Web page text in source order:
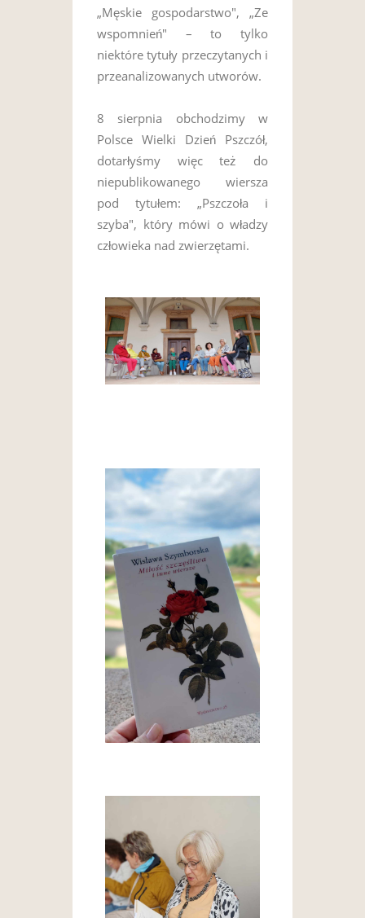
„Męskie gospodarstwo", „Ze
wspomnień" – to tylko
niektóre tytuły przeczytanych i
przeanalizowanych utworów.
8 sierpnia obchodzimy w
Polsce Wielki Dzień Pszczół,
dotarłyśmy więc też do
niepublikowanego wiersza
pod tytułem: „Pszczoła i
szyba", który mówi o władzy
człowieka nad zwierzętami.